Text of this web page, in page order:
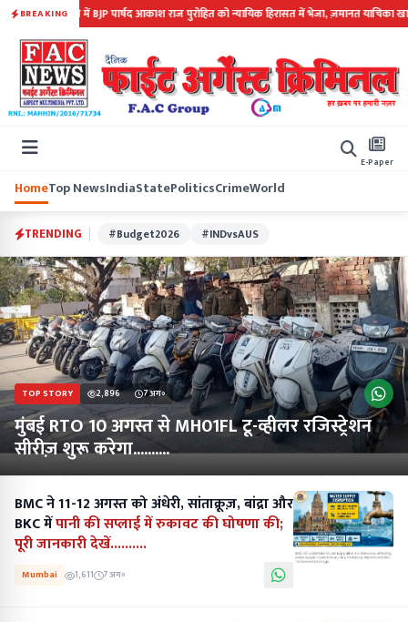
BREAKING
मामले में BJP पार्षद आकाश राज पुरोहित को न्यायिक हिरासत में भेजा, ज़मानत याचिका खारिज
E-Paper
HomeTop NewsIndiaStatePoliticsCrimeWorld
TRENDING #Budget2026 #INDvsAUS
TOP STORY 2,896 7 अग॰
मुंबई RTO 10 अगस्त से MH01FL टू-व्हीलर रजिस्ट्रेशन
सीरीज़ शुरू करेगा..........
BMC ने 11-12 अगस्त को अंधेरी, सांताक्रूज़, बांद्रा और
BKC मेंपानी की सप्लाई में रुकावट की घोषणा की;
पूरी जानकारी देखें..........
Mumbai 1,611 7 अग॰